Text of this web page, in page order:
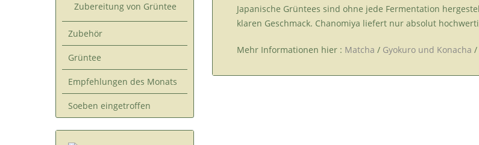
Zubereitung von Grüntee
Zubehör
Grüntee
Empfehlungen des Monats
Soeben eingetroffen
Japanische Grüntees sind ohne jede Fermentation
klaren Geschmack. Chanomiya liefert nur absolut
Mehr Informationen hier : Matcha / Gyokuro und Konacha /